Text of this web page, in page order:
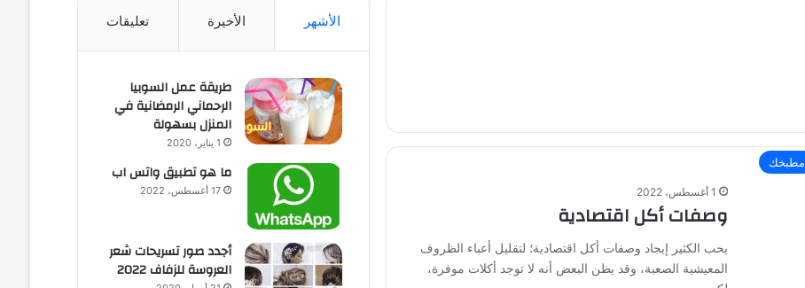
مطبخك
1 أغسطس، 2022
وصفات أكل اقتصادية
يحب الكثير إيجاد وصفات أكل اقتصادية؛ لتقليل أعباء الظروف
المعيشية الصعبة، وقد يظن البعض أنه لا توجد أكلات موفرة،
الأشهر الأخيرة تعليقات
طريقة عمل السوبيا
الرحماني الرمضانية في
المنزل بسهولة
1 يناير، 2020
ما هو تطبيق واتس اب
17 أغسطس، 2022
أجدد صور تسريحات شعر
العروسة للزفاف 2022